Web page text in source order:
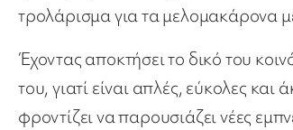
τρολάρισμα για τα μελομακάρονα
Έχοντας αποκτήσει το δικό του
του, γιατί είναι απλές, εύκολες
φροντίζει να παρουσιάζει νέες